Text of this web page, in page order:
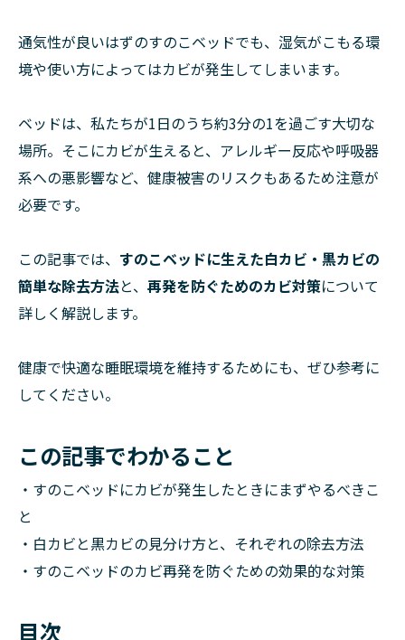
通気性が良いはずのすのこベッドでも、湿気がこもる環
境や使い方によってはカビが発生してしまいます。
ベッドは、私たちが1日のうち約3分の1を過ごす大切な
場所。そこにカビが生えると、アレルギー反応や呼吸器
系への悪影響など、健康被害のリスクもあるため注意が
必要です。
この記事では、 すのこベッドに生えた白カビ・黒カビの
簡単な除去方法と、 再発を防ぐためのカビ対策について
詳しく解説します。
健康で快適な睡眠環境を維持するためにも、ぜひ参考に
してください。
この記事でわかること
・すのこベッドにカビが発生したときにまずやるべきこ
と
・白カビと黒カビの見分け方と、それぞれの除去方法
・すのこベッドのカビ再発を防ぐための効果的な対策
目次